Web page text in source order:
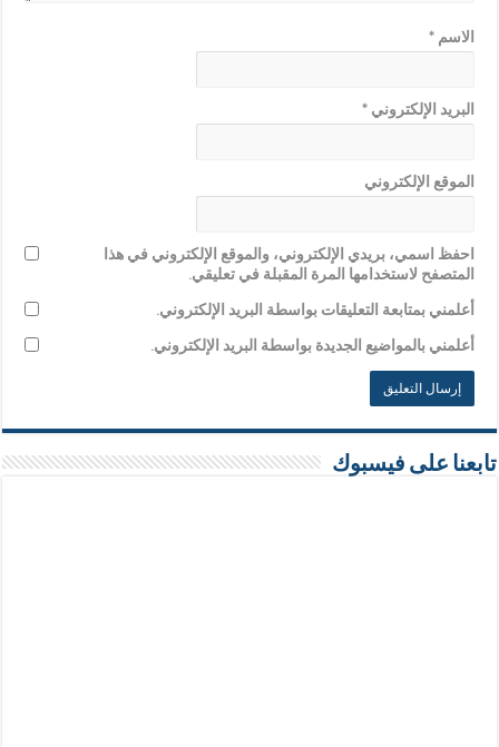
الاسم*
البريد الإلكتروني*
الموقع الإلكتروني
احفظ اسمي، بريدي الإلكتروني، والموقع الإلكتروني في هذا
المتصفح لاستخدامها المرة المقبلة في تعليقي.
أعلمني بمتابعة التعليقات بواسطة البريد الإلكتروني.
أعلمني بالمواضيع الجديدة بواسطة البريد الإلكتروني.
تابعنا على فيسبوك